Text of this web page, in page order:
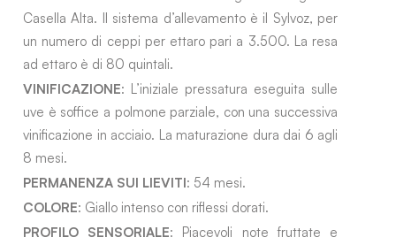
Casella Alta. Il sistema d’allevamento è il Sylvoz, per
un numero di ceppi per ettaro pari a 3.500. La resa
ad ettaro è di 80 quintali.
VINIFICAZIONE: L’iniziale pressatura eseguita sulle
uve è soffice a polmone parziale, con una successiva
vinificazione in acciaio. La maturazione dura dai 6 agli
8 mesi.
PERMANENZA SUI LIEVITI: 54 mesi.
COLORE: Giallo intenso con riflessi dorati.
PROFILO SENSORIALE: Piacevoli note fruttate e